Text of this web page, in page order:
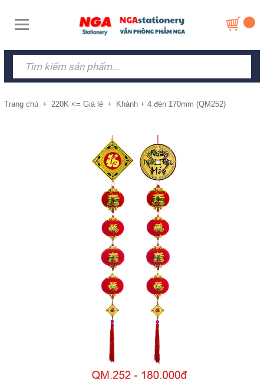
Trang chủ + 220K <= Giá lẻ + Khánh + 4 đèn 170mm (QM252)